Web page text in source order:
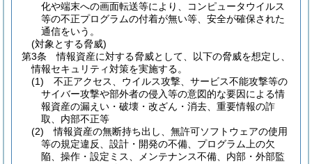
化や端末への画面転送等により、コンピュータウイルス
等の不正プログラムの付着が無い等、安全が確保された
通信をいう。
(対象とする脅威)
第3条
情報資産に対する脅威として、以下の脅威を想定し、
情報セキュリティ対策を実施する。
(1)
不正アクセス、ウイルス攻撃、サービス不能攻撃等の
サイバー攻撃や部外者の侵入等の意図的な要因による情
報資産の漏えい・破壊・改ざん・消去、重要情報の詐
取、内部不正等
(2)
情報資産の無断持ち出し、無許可ソフトウェアの使用
等の規定違反、設計・開発の不備、プログラム上の欠
陥、操作・設定ミス、メンテナンス不備、内部・外部監